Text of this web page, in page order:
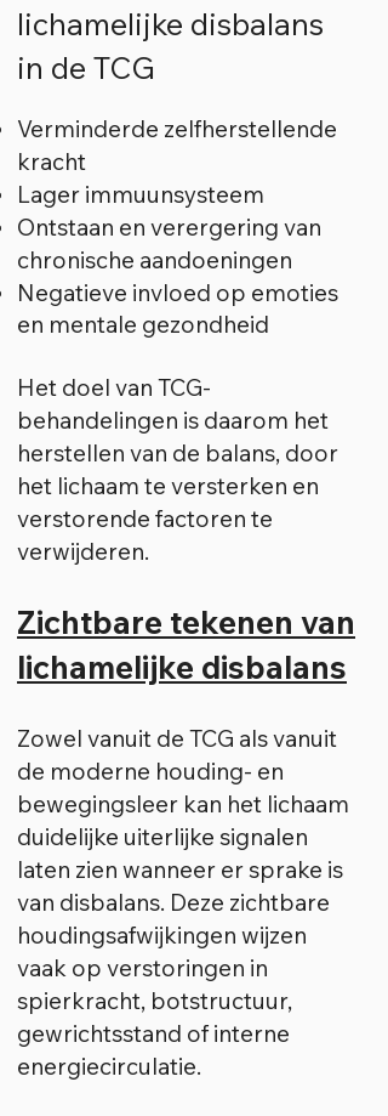
lichamelijke disbalans
in de TCG
Verminderde zelfherstellende
kracht
Lager immuunsysteem
Ontstaan en verergering van
chronische aandoeningen
Negatieve invloed op emoties
en mentale gezondheid
Het doel van TCG-
behandelingen is daarom het
herstellen van de balans, door
het lichaam te versterken en
verstorende factoren te
verwijderen.
Zichtbare tekenen van
lichamelijke disbalans
Zowel vanuit de TCG als vanuit
de moderne houding- en
bewegingsleer kan het lichaam
duidelijke uiterlijke signalen
laten zien wanneer er sprake is
van disbalans. Deze zichtbare
houdingsafwijkingen wijzen
vaak op verstoringen in
spierkracht, botstructuur,
gewrichtsstand of interne
energiecirculatie.